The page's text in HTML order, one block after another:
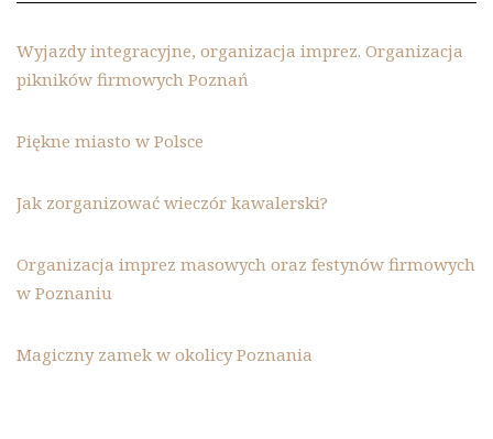
Wyjazdy integracyjne, organizacja imprez. Organizacja
pikników firmowych Poznań
Piękne miasto w Polsce
Jak zorganizować wieczór kawalerski?
Organizacja imprez masowych oraz festynów firmowych
w Poznaniu
Magiczny zamek w okolicy Poznania